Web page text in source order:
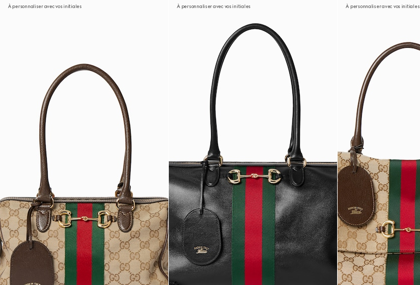
À personnaliser avec vos initiales À personnaliser avec vos initiales À personnaliser avec vos initiales